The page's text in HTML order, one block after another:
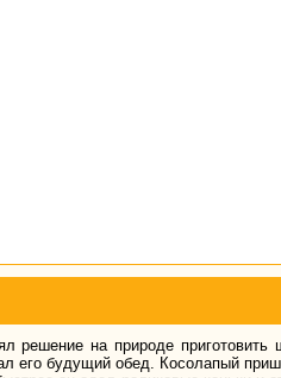
решение на природе
его будущий обед. Косолапый